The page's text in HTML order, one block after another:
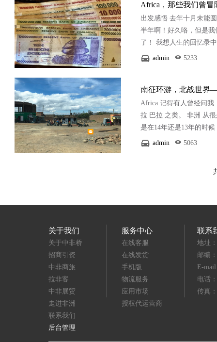
Africa，那些我们曾
出发感悟 去年十月未能
半年啊！好久咯，但是
了！ 我想人生的回忆录
了了一群疯狂如自己的
admin 5233
南征环游，北战世界
Africa 记得有人曾经问
拉 巴拉 之类。 非洲 从
是在14年还是13年的时
且绝对没有购物项目，
admin 5063
关于我们
关于中非桥
招商引资
中非商旅
拉非客
中非展贸
走进非洲
联系我们
后台管理
服务中心
在线客服
在线发货
手机版
物流服务
应用市场
授权代运营商
联系
地址
邮编
E-
电话
传真